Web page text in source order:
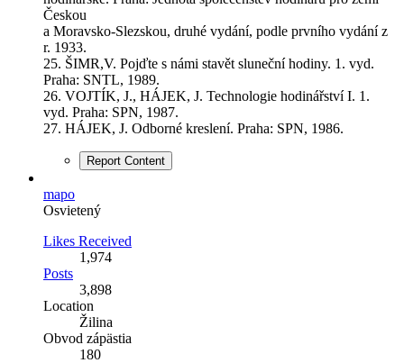
Českou
a Moravsko-Slezskou, druhé vydání, podle prvního vydání z
r. 1933.
25. ŠIMR,V. Pojďte s námi stavět sluneční hodiny. 1. vyd.
Praha: SNTL, 1989.
26. VOJTÍK, J., HÁJEK, J. Technologie hodinářství I. 1.
vyd. Praha: SPN, 1987.
27. HÁJEK, J. Odborné kreslení. Praha: SPN, 1986.
Report Content
mapo
Osvietený
Likes Received
1,974
Posts
3,898
Location
Žilina
Obvod zápästia
180